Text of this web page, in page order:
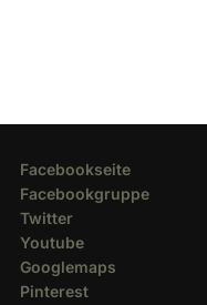
Facebookseite
Facebookgruppe
Twitter
Youtube
Googlemaps
Pinterest